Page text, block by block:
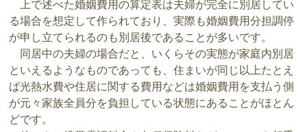
上で述べた婚姻費用の算定表は夫婦が完全に別居してい
る場合を想定して作られており、実際も婚姻費用分担調停
が申し立てられるのも別居後であることが多いです。
同居中の夫婦の場合だと、いくらその実態が家庭内別居
といえるようなものであっても、住まいが同じ以上たとえ
ば光熱水費や住居に関する費用などは婚姻費用を支払う側
が元々家族全員分を負担している状態にあることがほとん
どです。